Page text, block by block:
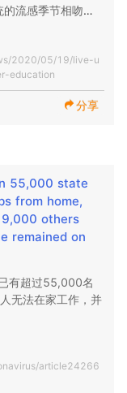
流感季节相吻
2020/05/19/live-u
education
分享
55,000 state
from home,
others
remained on
有超过55,000名
无法在家工作，并
article24266